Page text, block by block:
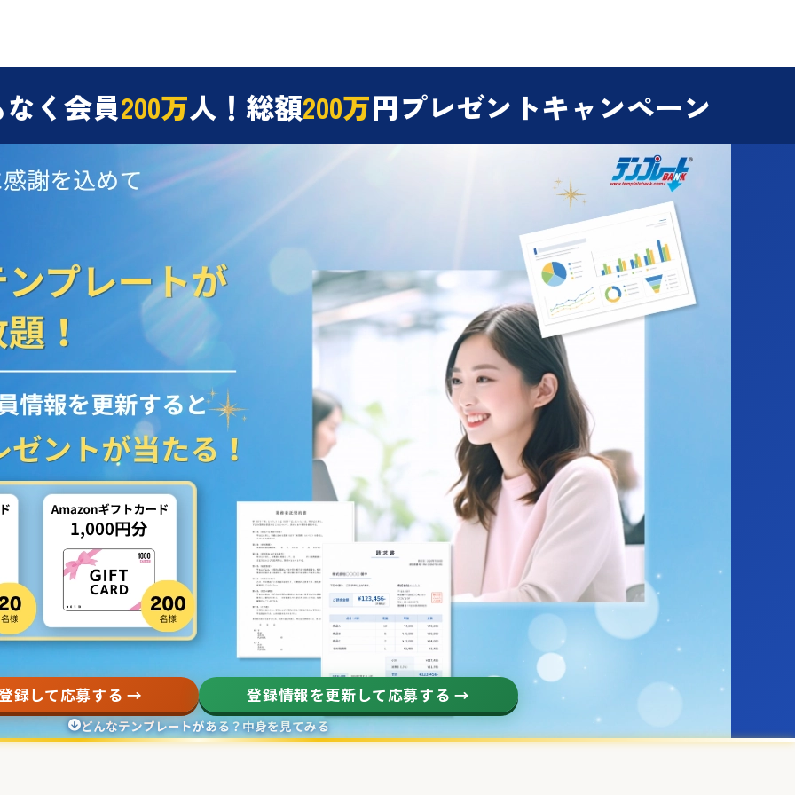
く会員200万人！総額200万円プレゼントキャンペーン
録して応募する → 登録情報を更新して応募する →
どんなテンプレートがある？中身を見てみる